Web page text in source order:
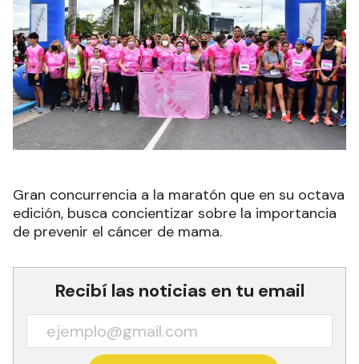
Gran concurrencia a la maratón que en su octava
edición, busca concientizar sobre la importancia
de prevenir el cáncer de mama.
Recibí las noticias en tu email